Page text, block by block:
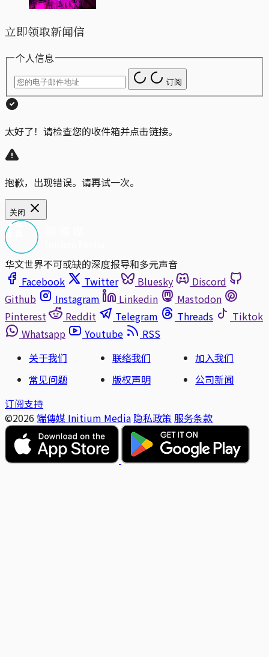
立即领取新闻信
个人信息
订阅
太好了！请检查您的收件箱并点击链接。
抱歉，出现错误。请再试一次。
关闭
华文世界不可或缺的深度报导和多元声音
Facebook
Twitter Bluesky
Discord
Github
Instagram Linkedin
Mastodon
Pinterest
Reddit Telegram Threads
Tiktok
Whatsapp
Youtube
RSS
关于我们
联络我们
加入我们
常见问题
版权声明
公司新闻
订阅支持
©2026 端傳媒 Initium Media 隐私政策 服务条款